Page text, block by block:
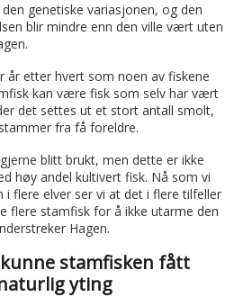
genetiske variasjonen, og den
blir mindre enn den ville vært uten
år etter hvert som noen av fiskene
kan være fisk som selv har vært
det settes ut et stort antall smolt,
fra få foreldre.
blitt brukt, men dette er ikke
høy andel kultivert fisk. Nå som vi
i flere elver ser vi at det i flere tilfeller
flere stamfisk for å ikke utarme den
Hagen.
stamfisken fått
yting